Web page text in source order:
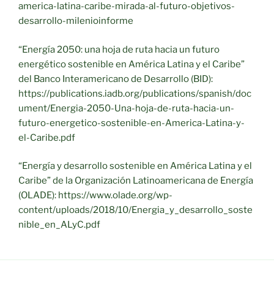
america-latina-caribe-mirada-al-futuro-objetivos-
desarrollo-milenioinforme
“Energía 2050: una hoja de ruta hacia un futuro
energético sostenible en América Latina y el Caribe”
del Banco Interamericano de Desarrollo (BID):
https://publications.iadb.org/publications/spanish/doc
ument/Energia-2050-Una-hoja-de-ruta-hacia-un-
futuro-energetico-sostenible-en-America-Latina-y-
el-Caribe.pdf
“Energía y desarrollo sostenible en América Latina y el
Caribe” de la Organización Latinoamericana de Energía
(OLADE): https://www.olade.org/wp-
content/uploads/2018/10/Energia_y_desarrollo_soste
nible_en_ALyC.pdf